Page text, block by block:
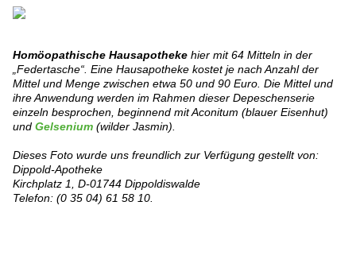
Homöopathische Hausapotheke hier mit 64 Mitteln in der
„Federtasche“. Eine Hausapotheke kostet je nach Anzahl der
Mittel und Menge zwischen etwa 50 und 90 Euro. Die Mittel und
ihre Anwendung werden im Rahmen dieser Depeschenserie
einzeln besprochen, beginnend mit Aconitum (blauer Eisenhut)
und Gelsenium (wilder Jasmin).
Dieses Foto wurde uns freundlich zur Verfügung gestellt von:
Dippold-Apotheke
Kirchplatz 1, D-01744 Dippoldiswalde
Telefon: (0 35 04) 61 58 10.